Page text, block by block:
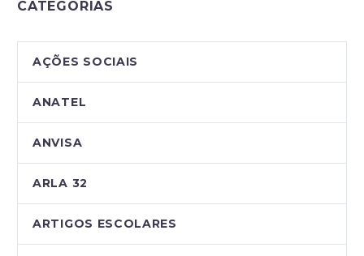
CATEGORIAS
AÇÕES SOCIAIS
ANATEL
ANVISA
ARLA 32
ARTIGOS ESCOLARES